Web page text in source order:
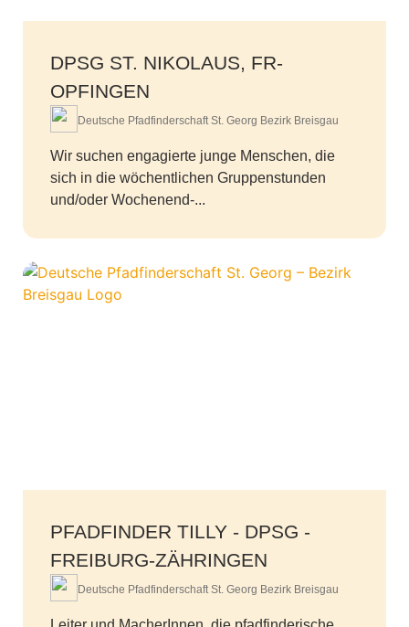
DPSG ST. NIKOLAUS, FR-
OPFINGEN
Deutsche Pfadfinderschaft St. Georg Bezirk Breisgau
Wir suchen engagierte junge Menschen, die
sich in die wöchentlichen Gruppenstunden
und/oder Wochenend-...
PFADFINDER TILLY - DPSG -
FREIBURG-ZÄHRINGEN
Deutsche Pfadfinderschaft St. Georg Bezirk Breisgau